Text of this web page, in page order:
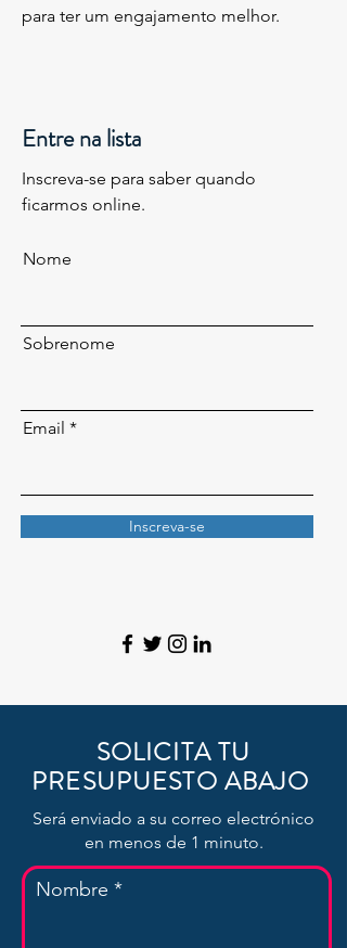
para ter um engajamento melhor.
Entre na lista
Inscreva-se para saber quando
ficarmos online.
Nome
Sobrenome
Email
Inscreva-se
SOLICITA TU
PRESUPUESTO ABAJO
Será enviado a su correo electrónico
en menos de 1 minuto.
Nombre